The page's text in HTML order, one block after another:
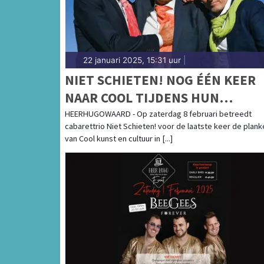
22 januari 2025, 15:31 uur
NIET SCHIETEN! NOG ÉÉN KEER
NAAR COOL TIJDENS HUN
AFSCHEIDSTOURNEE
HEERHUGOWAARD - Op zaterdag 8 februari betreedt
cabarettrio Niet Schieten! voor de laatste keer de
van Cool kunst en cultuur in [...]